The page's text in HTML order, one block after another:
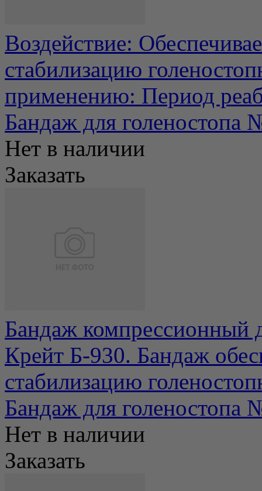
Воздействие:
стабилизацию
применению: Период
Бандаж для голеностопа
Нет в наличии
Заказать
Бандаж компрессионный
Крейт Б-930. Бандаж
стабилизацию
Бандаж для голеностопа
Нет в наличии
Заказать